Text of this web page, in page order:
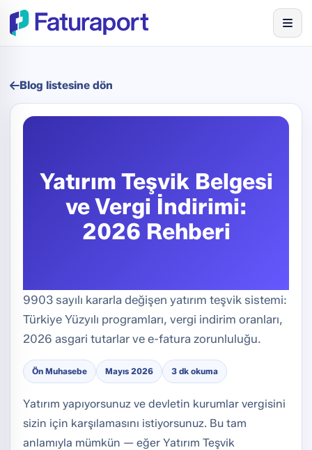
Blog listesine dön
Yatırım Teşvik Belgesi
ve Vergi İndirimi:
2026 Rehberi
9903 sayılı kararla değişen yatırım teşvik sistemi:
Türkiye Yüzyılı programları, vergi indirim oranları,
2026 asgari tutarlar ve e-fatura zorunluluğu.
Ön Muhasebe Mayıs 2026 3 dk okuma
Yatırım yapıyorsunuz ve devletin kurumlar vergisini
sizin için karşılamasını istiyorsunuz. Bu tam
anlamıyla mümkün — eğer Yatırım Teşvik